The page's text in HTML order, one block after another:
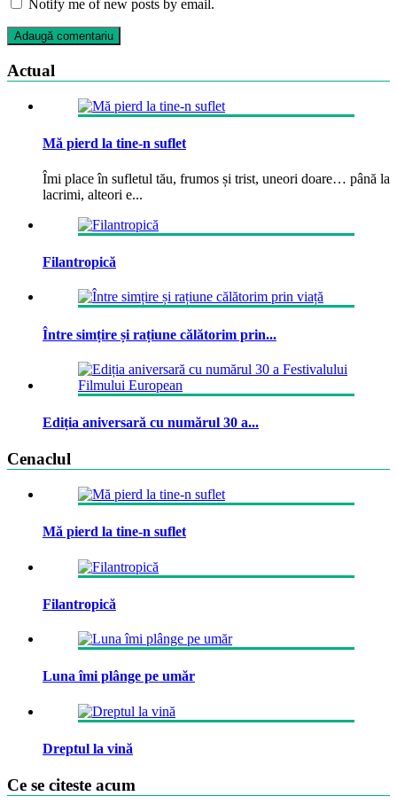
Notify me of new posts by email.
Actual
Mă pierd la tine-n suflet
Îmi place în sufletul tău, frumos și trist, uneori doare… până la
lacrimi, alteori e...
Filantropică
Între simțire și rațiune călătorim prin...
Ediția aniversară cu numărul 30 a...
Cenaclul
Mă pierd la tine-n suflet
Filantropică
Luna îmi plânge pe umăr
Dreptul la vină
Ce se citeste acum